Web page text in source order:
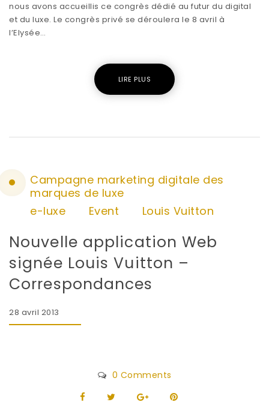
nous avons accueillis ce congrès dédié au futur du digital
et du luxe. Le congrès privé se déroulera le 8 avril à
l’Elysée…
LIRE PLUS
Campagne marketing digitale des
marques de luxe
e-luxe
Event Louis Vuitton
Nouvelle application Web
signée Louis Vuitton –
Correspondances
28 avril 2013
0 Comments